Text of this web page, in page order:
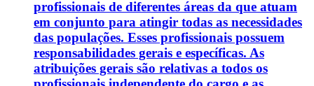
profissionais de diferentes áreas da que atuam
em conjunto para atingir todas as necessidades
das populações. Esses profissionais possuem
responsabilidades gerais e específicas. As
atribuições gerais são relativas a todos os